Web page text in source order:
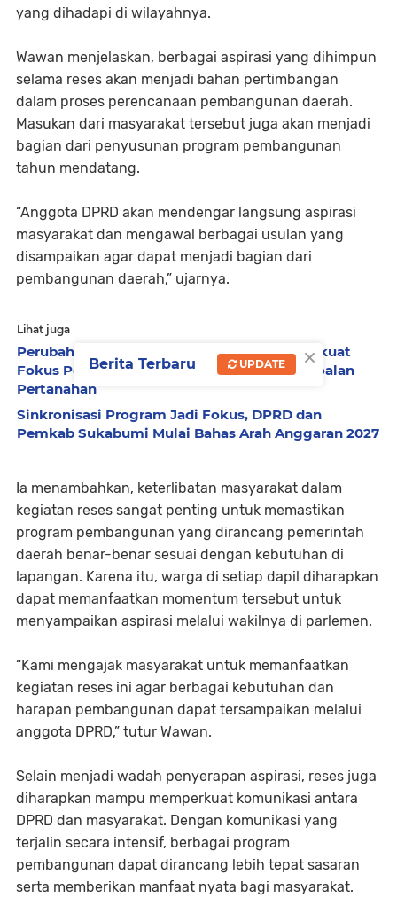
yang dihadapi di wilayahnya.
Wawan menjelaskan, berbagai aspirasi yang dihimpun
selama reses akan menjadi bahan pertimbangan
dalam proses perencanaan pembangunan daerah.
Masukan dari masyarakat tersebut juga akan menjadi
bagian dari penyusunan program pembangunan
tahun mendatang.
“Anggota DPRD akan mendengar langsung aspirasi
masyarakat dan mengawal berbagai usulan yang
disampaikan agar dapat menjadi bagian dari
pembangunan daerah,” ujarnya.
Lihat juga
Perubahan AKD DPRD Sukabumi Dinilai Perkuat
Fokus Pengawasan Pemerintahan dan Persoalan
Pertanahan
Sinkronisasi Program Jadi Fokus, DPRD dan
Pemkab Sukabumi Mulai Bahas Arah Anggaran 2027
Ia menambahkan, keterlibatan masyarakat dalam
kegiatan reses sangat penting untuk memastikan
program pembangunan yang dirancang pemerintah
daerah benar-benar sesuai dengan kebutuhan di
lapangan. Karena itu, warga di setiap dapil diharapkan
dapat memanfaatkan momentum tersebut untuk
menyampaikan aspirasi melalui wakilnya di parlemen.
“Kami mengajak masyarakat untuk memanfaatkan
kegiatan reses ini agar berbagai kebutuhan dan
harapan pembangunan dapat tersampaikan melalui
anggota DPRD,” tutur Wawan.
Selain menjadi wadah penyerapan aspirasi, reses juga
diharapkan mampu memperkuat komunikasi antara
DPRD dan masyarakat. Dengan komunikasi yang
terjalin secara intensif, berbagai program
pembangunan dapat dirancang lebih tepat sasaran
serta memberikan manfaat nyata bagi masyarakat.
×
Berita Terbaru UPDATE